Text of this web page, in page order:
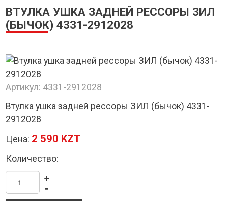
ВТУЛКА УШКА ЗАДНЕЙ РЕССОРЫ ЗИЛ
(БЫЧОК) 4331-2912028
Артикул: 4331-2912028
Втулка ушка задней рессоры ЗИЛ (бычок) 4331-
2912028
Цена: 2 590 KZT
Количество:
-
+